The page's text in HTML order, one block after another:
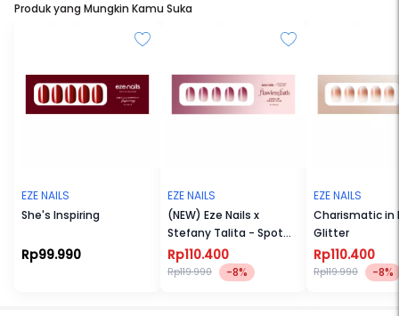
Kamu tidak perlu memilih size lagi, karena dalam satu box sudah
Produk yang Mungkin Kamu Suka
EZE NAILS
She's Inspiring
Rp99.990
EZE NAILS
(NEW) Eze Nails x
Stefany Talita - Spot
On Manicure (Kuku
Palsu Tempel)
Rp110.400
Rp119.990 -8%
EZE NAILS
Charismatic in
Glitter
Rp110.400
Rp119.990 -8%